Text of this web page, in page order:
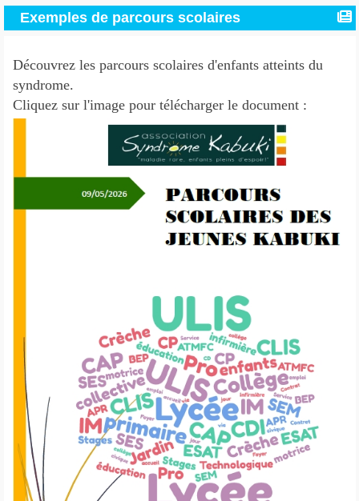
Exemples de parcours scolaires
Découvrez les parcours scolaires d'enfants atteints du
syndrome.
Cliquez sur l'image pour télécharger le document :